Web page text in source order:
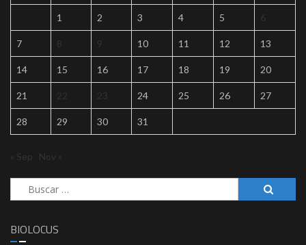
1 2 3 4 5 6
7 8 9 10 11 12 13
14 15 16 17 18 19 20
21 22 23 24 25 26 27
28 29 30 31
« Sep Nov »
Buscar:
BIOLOCUS